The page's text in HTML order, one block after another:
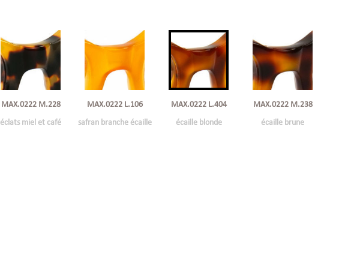
MAX.0222 M.228
éclats miel et café
MAX.0222 L.106
safran branche écaille
MAX.0222 L.404
écaille blonde
MAX.0222 M.238
écaille brune